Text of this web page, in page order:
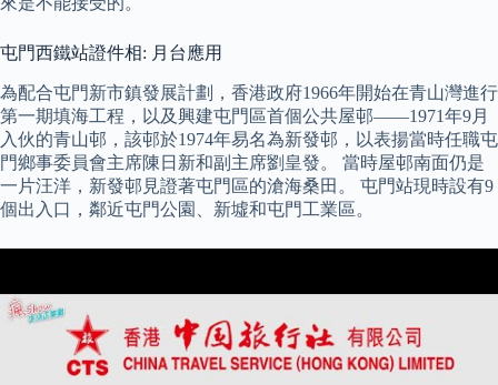
屯門西鐵站證件相: 月台應用
為配合屯門新市鎮發展計劃，香港政府1966年開始在青山灣進行
第一期填海工程，以及興建屯門區首個公共屋邨——1971年9月
入伙的青山邨，該邨於1974年易名為新發邨，以表揚當時任職屯
門鄉事委員會主席陳日新和副主席劉皇發。 當時屋邨南面仍是
一片汪洋，新發邨見證著屯門區的滄海桑田。 屯門站現時設有9
個出入口，鄰近屯門公園、新墟和屯門工業區。